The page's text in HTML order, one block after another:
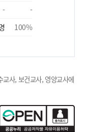
-
-
100%
사, 보건교사, 영양교사에